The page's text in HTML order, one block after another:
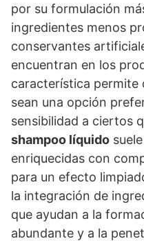
por su formulación
ingredientes menos
conservantes
encuentran en los
característica permite
sean una opción
sensibilidad a ciertos
shampoo líquido
enriquecidas con
para un efecto
la integración de
que ayudan a la
abundante y a la